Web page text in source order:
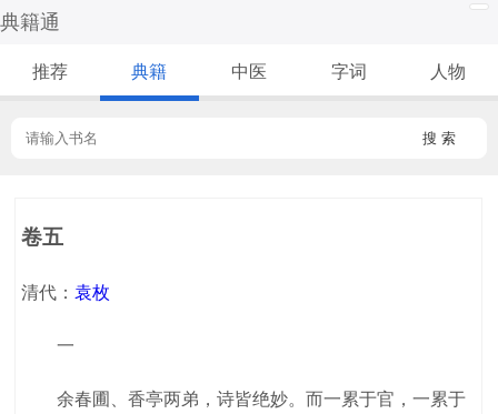
典籍通
推荐 典籍 中医 字词 人物
搜 索
卷五
清代： 袁枚
一
余春圃、香亭两弟，诗皆绝妙。而一累于官，一累于